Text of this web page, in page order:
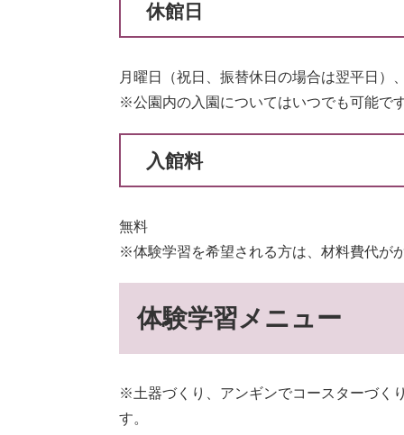
休館日
月曜日（祝日、振替休日の場合は翌平日）
※公園内の入園についてはいつでも可能で
入館料
無料
※体験学習を希望される方は、材料費代が
体験学習メニュー
※土器づくり、アンギンでコースターづく